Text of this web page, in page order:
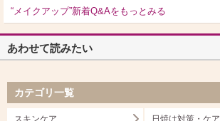
“メイクアップ”新着Q&Aをもっとみる
あわせて読みたい
カテゴリ一覧
スキンケア 日焼け対策・ケア